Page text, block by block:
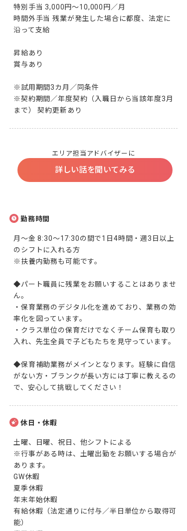
特別手当 3,000円～10,000円／月
時間外手当 残業が発生した場合に都度、法定に
沿って支給
昇給あり
賞与あり
※試用期間3カ月／同条件
※契約期間／年度契約（入職日から当該年度3月
まで） 契約更新あり
エリア担当アドバイザーに
詳しい話を聞いてみる
勤務時間
月～金 8:30～17:30の間で1日4時間・週3日以上
のシフトに入れる方
※扶養内勤務も可能です。
◆パート職員に残業をお願いすることはありませ
ん。
・保育業務のデジタル化を進めており、業務の効
率化を図っています。
・クラス単位の保育だけでなくチーム保育も取り
入れ、先生全員で子どもたちを見守っています。
◆保育補助業務がメインとなります。経験に自信
がない方・ブランクが長い方には丁寧に教えるの
で、安心して挑戦してください！
休日・休暇
土曜、日曜、祝日、他シフトによる
※行事がある時は、土曜出勤をお願いする場合が
あります。
GW休暇
夏季休暇
年末年始休暇
有給休暇（法定通りに付与／半日単位から取得可
能）